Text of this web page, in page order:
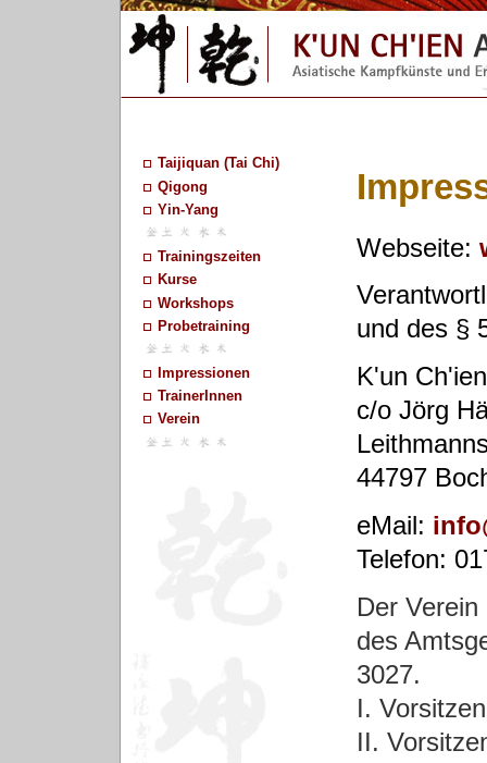
Taijiquan (Tai Chi)
Qigong
Yin-Yang
Trainingszeiten
Kurse
Workshops
Probetraining
Impressionen
TrainerInnen
Verein
Webseite:
und des §
K'un
c/o Jörg
44797
eMail:
Telefon:
Der
des
3027.
I.
II.